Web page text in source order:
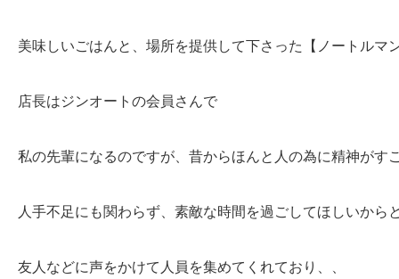
美味しいごはんと、場所を提供して下さった【ノートルマ
店長はジンオートの会員さんで
私の先輩になるのですが、昔からほんと人の為に精神がす
人手不足にも関わらず、素敵な時間を過ごしてほしいから
友人などに声をかけて人員を集めてくれており、、